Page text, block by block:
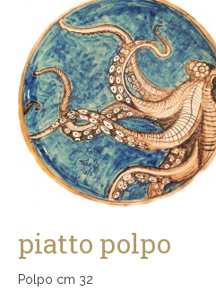
piatto polpo
Polpo cm 32